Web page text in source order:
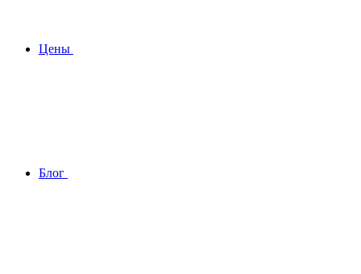
Цены
Блог